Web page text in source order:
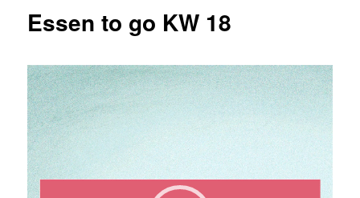
Essen to go KW 18
Video-
Player